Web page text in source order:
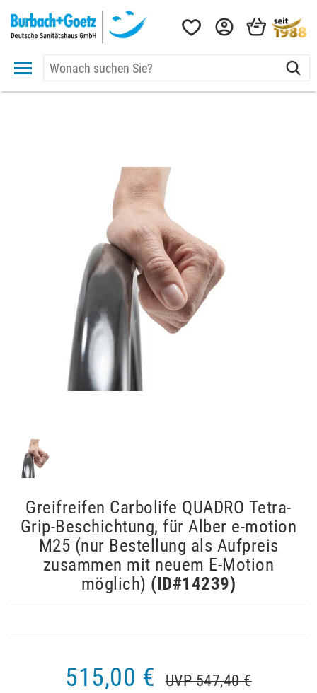
Greifreifen Carbolife QUADRO Tetra-
Grip-Beschichtung, für Alber e-motion
M25 (nur Bestellung als Aufpreis
zusammen mit neuem E-Motion
möglich) (ID#14239)
515,00 € UVP 547,40 €